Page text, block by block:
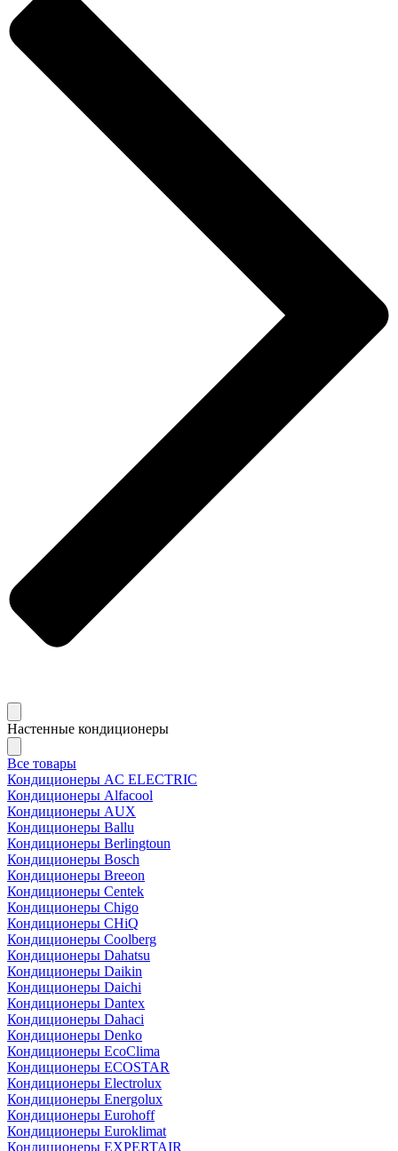
Настенные кондиционеры
Все товары
Кондиционеры AC ELECTRIC
Кондиционеры Alfacool
Кондиционеры AUX
Кондиционеры Ballu
Кондиционеры Berlingtoun
Кондиционеры Bosch
Кондиционеры Breeon
Кондиционеры Centek
Кондиционеры Chigo
Кондиционеры CHiQ
Кондиционеры Coolberg
Кондиционеры Dahatsu
Кондиционеры Daikin
Кондиционеры Daichi
Кондиционеры Dantex
Кондиционеры Dahaci
Кондиционеры Denko
Кондиционеры EcoClima
Кондиционеры ECOSTAR
Кондиционеры Electrolux
Кондиционеры Energolux
Кондиционеры Eurohoff
Кондиционеры Euroklimat
Кондиционеры EXPERTAIR